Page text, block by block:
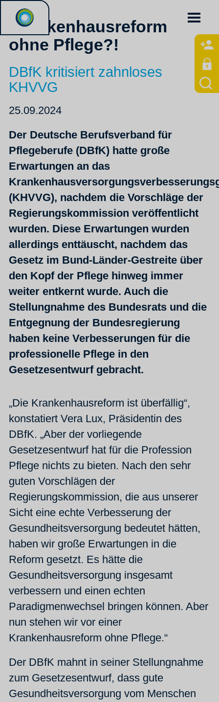
Krankenhausreform
ohne Pflege?!
DBfK kritisiert zahnloses
KHVVG
25.09.2024
Der Deutsche Berufsverband für
Pflegeberufe (DBfK) hatte große
Erwartungen an das
(KHVVG), nachdem die Vorschläge der
Regierungskommission veröffentlicht
wurden. Diese Erwartungen wurden
allerdings enttäuscht, nachdem das
Gesetz im Bund-Länder-Gestreite über
den Kopf der Pflege hinweg immer
weiter entkernt wurde. Auch die
Stellungnahme des Bundesrats und die
Entgegnung der Bundesregierung
haben keine Verbesserungen für die
professionelle Pflege in den
Gesetzesentwurf gebracht.
„Die Krankenhausreform ist überfällig“,
konstatiert Vera Lux, Präsidentin des
DBfK. „Aber der vorliegende
Gesetzesentwurf hat für die Profession
Pflege nichts zu bieten. Nach den sehr
guten Vorschlägen der
Regierungskommission, die aus unserer
Sicht eine echte Verbesserung der
Gesundheitsversorgung bedeutet hätten,
haben wir große Erwartungen in die
Reform gesetzt. Es hätte die
Gesundheitsversorgung insgesamt
verbessern und einen echten
Paradigmenwechsel bringen können. Aber
nun stehen wir vor einer
Krankenhausreform ohne Pflege.“
Der DBfK mahnt in seiner Stellungnahme
zum Gesetzesentwurf, dass gute
Gesundheitsversorgung vom Menschen